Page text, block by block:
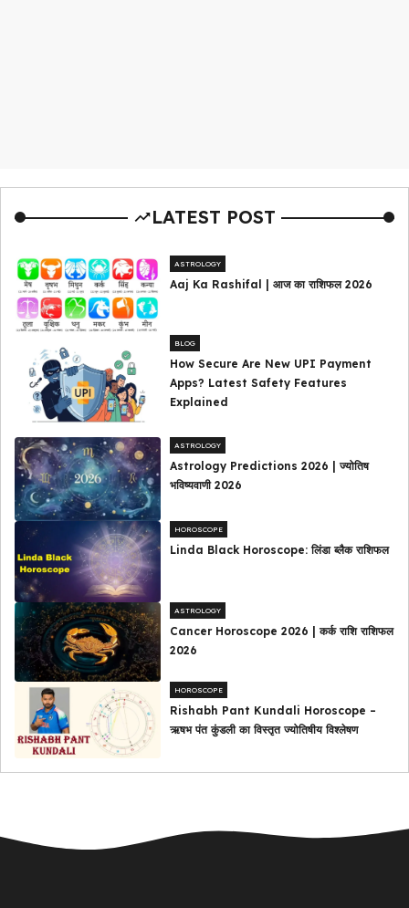
LATEST POST
ASTROLOGY
Aaj Ka Rashifal | आज का राशिफल 2026
BLOG
How Secure Are New UPI Payment
Apps? Latest Safety Features
Explained
ASTROLOGY
Astrology Predictions 2026 | ज्योतिष
भविष्यवाणी 2026
HOROSCOPE
Linda Black Horoscope: लिंडा ब्लैक राशिफल
ASTROLOGY
Cancer Horoscope 2026 | कर्क राशि राशिफल
2026
HOROSCOPE
Rishabh Pant Kundali Horoscope –
ऋषभ पंत कुंडली का विस्तृत ज्योतिषीय विश्लेषण